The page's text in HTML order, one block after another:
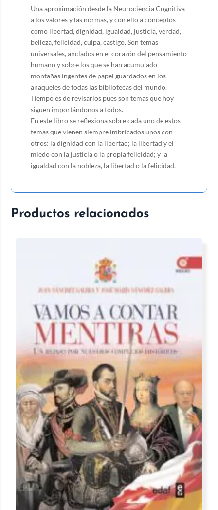
Una aproximación desde la Neurociencia Cognitiva
a los valores y las normas, y con ello a conceptos
como libertad, dignidad, igualdad, justicia, verdad,
belleza, felicidad, culpa, castigo. Son temas
universales, anclados en el corazón del pensamiento
humano y sobre los que se han acumulado
montañas ingentes de papel guardados en los
anaqueles de todas las bibliotecas del mundo.
Tiempo es de revisarlos pues son temas que hoy
siguen importándonos a todos.
En este libro se reflexiona sobre cada uno de estos
temas que vienen siempre imbricados unos con
otros: la dignidad con la libertad; la libertad y el
miedo con la justicia o la propia felicidad; y la
igualdad con la nobleza, la libertad o la felicidad.
Productos relacionados